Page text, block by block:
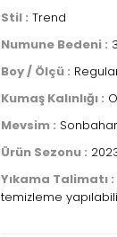
Stil : Trend
Numune Bedeni :
Boy / Ölçü :
Kumaş Kalınlığı :
Mevsim :
Ürün Sezonu :
Yıkama Talimatı :
temizleme